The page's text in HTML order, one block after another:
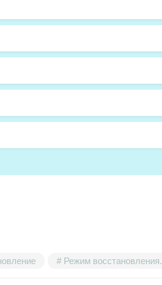
Режим восстановления.